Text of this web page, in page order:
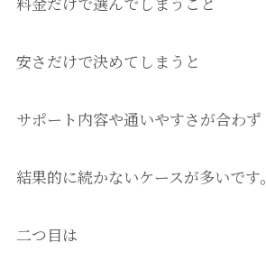
安さだけで決めてしまうと
サポート内容や通いやすさが合わず
結果的に続かないケースが多いです。
二つ目は